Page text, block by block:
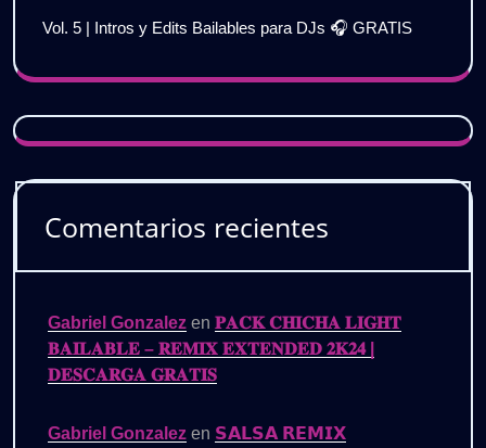
Vol. 5 | Intros y Edits Bailables para DJs 🎧 GRATIS
Comentarios recientes
Gabriel Gonzalez en 𝐏𝐀𝐂𝐊 𝐂𝐇𝐈𝐂𝐇𝐀 𝐋𝐈𝐆𝐇𝐓
𝐁𝐀𝐈𝐋𝐀𝐁𝐋𝐄 – 𝐑𝐄𝐌𝐈𝐗 𝐄𝐗𝐓𝐄𝐍𝐃𝐄𝐃 𝟐𝐊𝟐𝟒 |
𝐃𝐄𝐒𝐂𝐀𝐑𝐆𝐀 𝐆𝐑𝐀𝐓𝐈𝐒
Gabriel Gonzalez en 𝗦𝗔𝗟𝗦𝗔 𝗥𝗘𝗠𝗜𝗫